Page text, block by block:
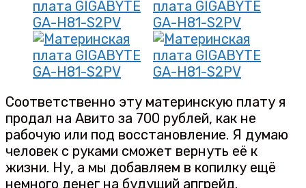
Соответственно эту материнскую плату я
продал на Авито за 700 рублей, как не
рабочую или под восстановление. Я думаю
человек с руками сможет вернуть её к
жизни. Ну, а мы добавляем в копилку ещё
немного денег на будущий апгрейд.